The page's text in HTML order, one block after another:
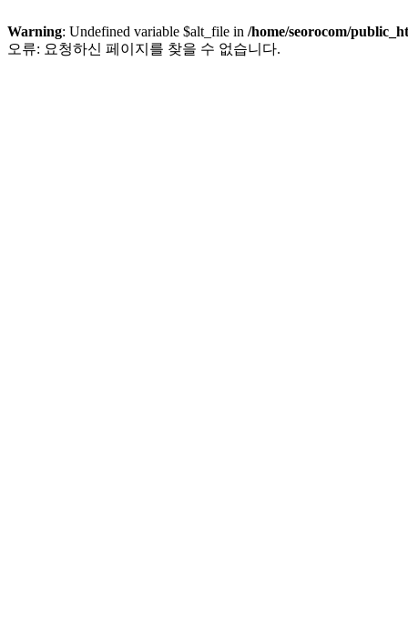
Warning: Undefined variable $alt_file in /home/seorocom/
오류: 요청하신 페이지를 찾을 수 없습니다.